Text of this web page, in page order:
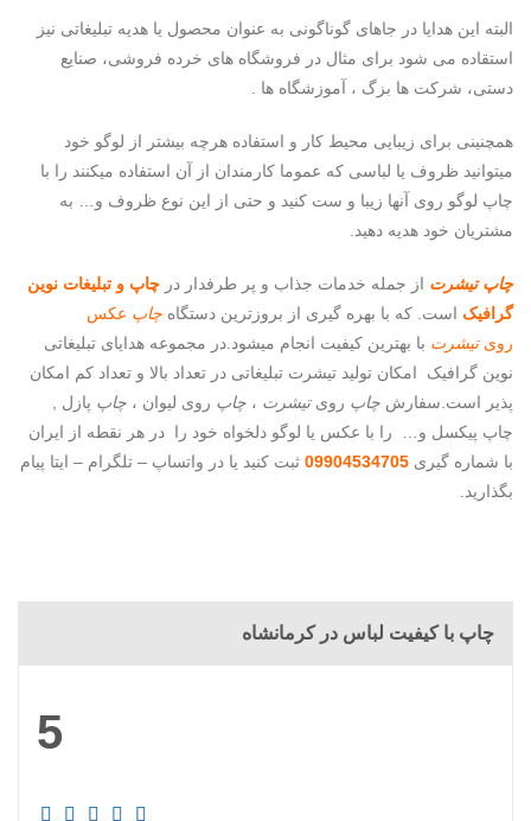
البته این هدایا در جاهای گوناگونی به عنوان محصول یا هدیه تبلیغاتی نیز
استقاده می شود برای مثال در فروشگاه های خرده فروشی، صنایع
دستی، شرکت ها بزگ ، آموزشگاه ها .
همچنینی برای زیبایی محیط کار و استفاده هرچه بیشتر از لوگو خود
میتوانید ظروف یا لباسی که عموما کارمندان از آن استفاده میکنند را با
چاپ لوگو روی آنها زیبا و ست کنید و حتی از این نوع ظروف و… به
مشتریان خود هدیه دهید.
چاپ تیشرت از جمله خدمات جذاب و پر طرفدار در چاپ و تبلیغات نوین
گرافیک است. که با بهره گیری از بروزترین دستگاه چاپ عکس
رویتیشرت با بهترین کیفیت انجام میشود.در مجموعه هدایای تبلیغاتی
نوین گرافیک امکان تولید تیشرت تبلیغاتی در تعداد بالا و تعداد کم امکان
پذیر است.سفارش چاپ رویتیشرت ، چاپ روی لیوان ، چاپ پازل ,
چاپ پیکسل و… را با عکس یا لوگو دلخواه خود را در هر نقطه از ایران
با شماره گیری 09904534705 ثبت کنید یا در واتساپ – تلگرام – ایتا پیام
بگذارید.
چاپ با کیفیت لباس در کرمانشاه
5